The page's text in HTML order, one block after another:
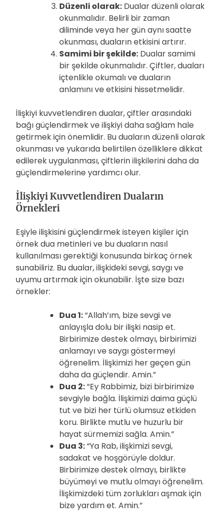
Düzenli olarak: Dualar düzenli olarak
okunmalıdır. Belirli bir zaman
diliminde veya her gün aynı saatte
okunması, duaların etkisini artırır.
Samimi bir şekilde: Dualar samimi
bir şekilde okunmalıdır. Çiftler, duaları
içtenlikle okumalı ve duaların
anlamını ve etkisini hissetmelidir.
İlişkiyi kuvvetlendiren dualar, çiftler arasındaki
bağı güçlendirmek ve ilişkiyi daha sağlam hale
getirmek için önemlidir. Bu duaların düzenli olarak
okunması ve yukarıda belirtilen özelliklere dikkat
edilerek uygulanması, çiftlerin ilişkilerini daha da
güçlendirmelerine yardımcı olur.
İlişkiyi Kuvvetlendiren Duaların
Örnekleri
Eşiyle ilişkisini güçlendirmek isteyen kişiler için
örnek dua metinleri ve bu duaların nasıl
kullanılması gerektiği konusunda birkaç örnek
sunabiliriz. Bu dualar, ilişkideki sevgi, saygı ve
uyumu artırmak için okunabilir. İşte size bazı
örnekler:
Dua 1:“Allah’ım, bize sevgi ve
anlayışla dolu bir ilişki nasip et.
Birbirimize destek olmayı, birbirimizi
anlamayı ve saygı göstermeyi
öğrenelim. İlişkimizi her geçen gün
daha da güçlendir. Amin.”
Dua 2:“Ey Rabbimiz, bizi birbirimize
sevgiyle bağla. İlişkimizi daima güçlü
tut ve bizi her türlü olumsuz etkiden
koru. Birlikte mutlu ve huzurlu bir
hayat sürmemizi sağla. Amin.”
Dua 3:“Ya Rab, ilişkimizi sevgi,
sadakat ve hoşgörüyle doldur.
Birbirimize destek olmayı, birlikte
büyümeyi ve mutlu olmayı öğrenelim.
İlişkimizdeki tüm zorlukları aşmak için
bize yardım et. Amin.”